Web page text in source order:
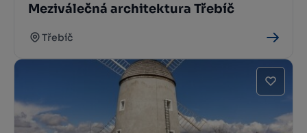
Meziválečná architektura Třebíč
Třebíč